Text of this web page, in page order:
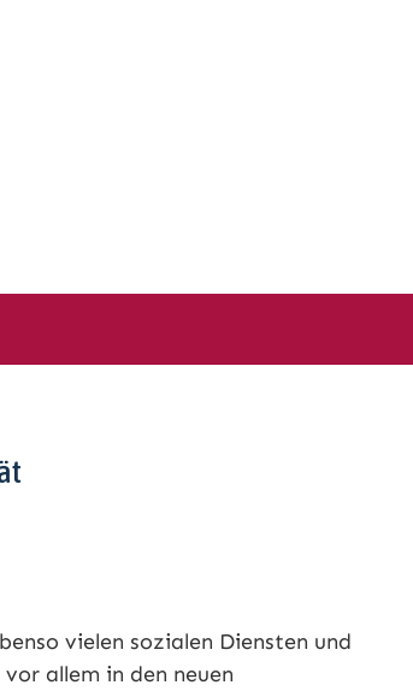
vielen sozialen Diensten und
allem in den neuen